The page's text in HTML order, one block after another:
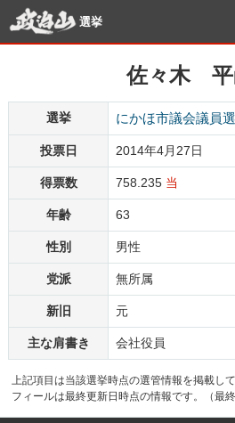
選挙
佐々木 平
選挙 にかほ市議会議員
投票日 2014年4月27日
得票数 758.235 当
年齢 63
性別 男性
党派 無所属
新旧 元
主な肩書き 会社役員
上記項目は当該選挙時点の選管情報を掲載し
フィールは最終更新日時点の情報です。（最